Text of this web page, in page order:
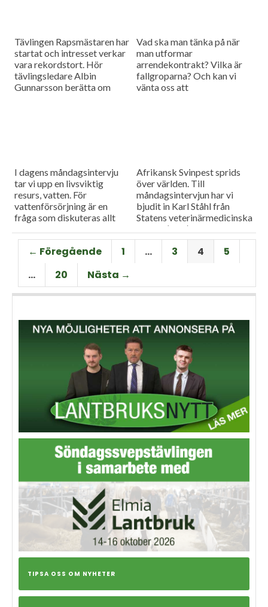
Tävlingen Rapsmästaren har
startat och intresset verkar
vara rekordstort. Hör
tävlingsledare Albin
Gunnarsson berätta om
Vad ska man tänka på när
man utformar
arrendekontrakt? Vilka är
fallgroparna? Och kan vi
vänta oss att
I dagens måndagsintervju
tar vi upp en livsviktig
resurs, vatten. För
vattenförsörjning är en
fråga som diskuteras allt
lantbruket. Vi bjöd in Malin
Magnusson från Sweco för
att höra mer om utmaningar
och möjligheter på området.
Afrikansk Svinpest sprids
över världen. Till
måndagsintervjun har vi
bjudit in Karl Ståhl från
Statens veterinärmedicinska
anstalt (SVA) för att prata
om riskerna för spridning till
Sverige, och vilka
förebyggande åtgärder som
← Föregående 1 … 3 4
5
…
20 Nästa →
TIPSA OSS OM NYHETER